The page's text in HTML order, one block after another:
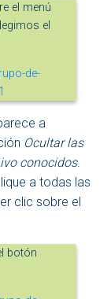
el menú
el
a
Ocultar las
conocidos.
a todas las
clic sobre el
botón